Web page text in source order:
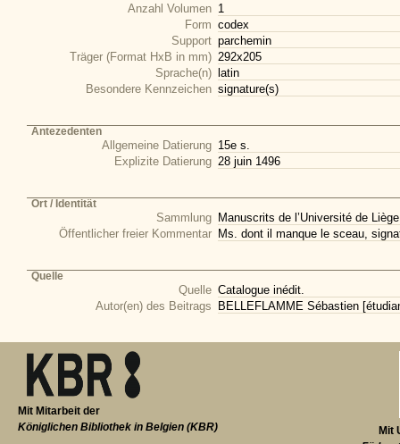
Anzahl Volumen 1
Form codex
Support parchemin
Träger (Format HxB in mm) 292x205
Sprache(n)
latin
Besondere Kennzeichen signature(s)
Antezedenten
Allgemeine Datierung 15e s.
Explizite Datierung 28 juin 1496
Ort / Identität
Sammlung Manuscrits de l’Université de Liège
Öffentlicher freier Kommentar Ms. dont il manque le sceau,
Quelle
Quelle Catalogue inédit.
Autor(en) des Beitrags
BELLEFLAMME Sébastien
Mit
Mit Mitarbeit der
Königlichen Bibliothek in Belgien (KBR)